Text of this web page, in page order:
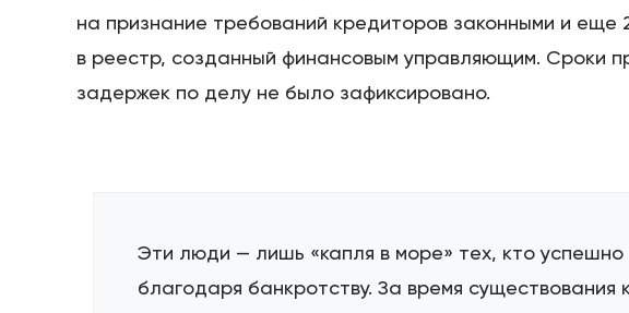
на признание требований кредиторов законными и еще
в реестр, созданный финансовым управляющим. Сроки
задержек по делу не было зафиксировано.
Эти люди — лишь «капля в море» тех, кто успешно
благодаря банкротству. За время существования